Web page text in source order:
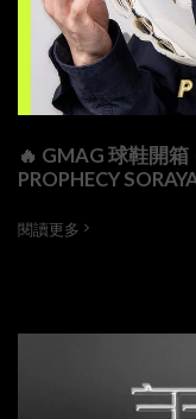
🔥 GMAG 球鞋開
PROPHECY
閱讀更多